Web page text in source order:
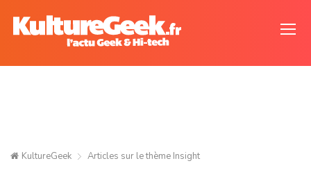
KultureGeek Articles sur le thème Insight